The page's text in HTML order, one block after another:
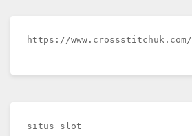
https://www.crossstitchuk.com/
situs slot